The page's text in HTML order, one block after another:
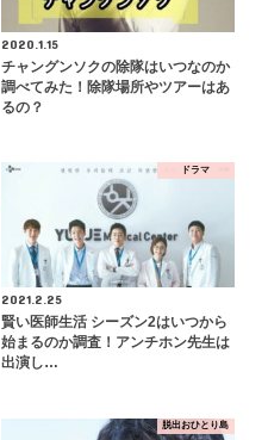
2020.1.15
チャングンソクの除隊はいつなのか
調べてみた！除隊場所やツアーはあ
るの？
ドラマ
2021.2.25
賢い医師生活 シーズン2はいつから
始まるのか調査！アンチホン先生は
出演し…
脱出おひとり島